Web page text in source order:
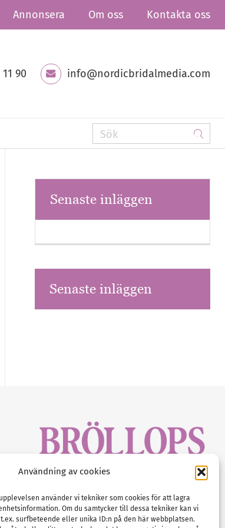
Användning av cookies
använder vi tekniker som cookies för att lagra
Om du samtycker till dessa tekniker kan vi
surfbeteende eller unika ID:n på den här webbplatsen.
Annonsera Om oss Kontakta oss
90 info@nordicbridalmedia.com
Senaste inläggen
Senaste inläggen
Tel :0522-68 11 90
E-post:info@nordicbridalmedia.com